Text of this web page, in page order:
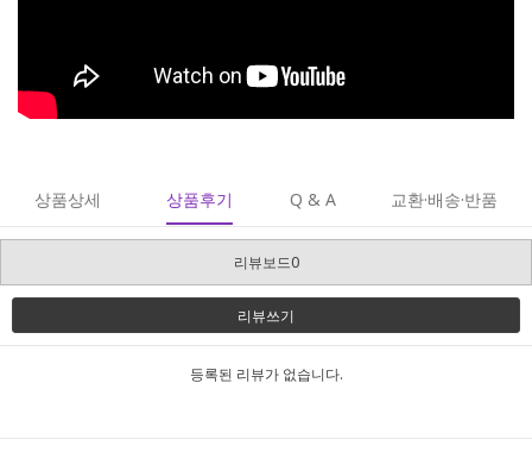
상품상세 상품후기 Q & A 교환·배송·반품
리뷰보드0
리뷰쓰기
등록된 리뷰가 없습니다.